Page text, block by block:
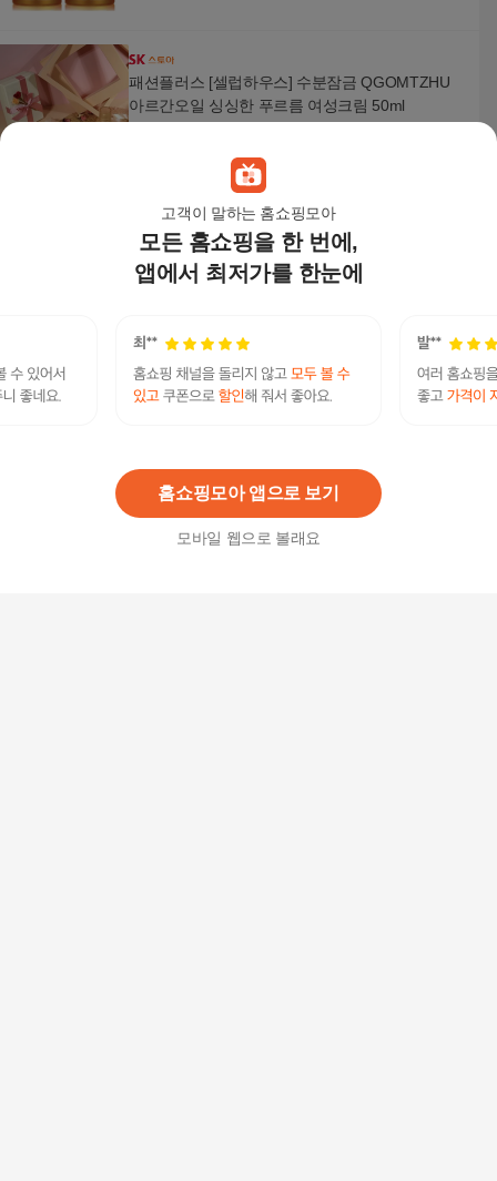
고객이 말하는 홈쇼핑모아
모든 홈쇼핑을 한 번에,
앱에서 최저가를 한눈에
홈쇼핑모아 앱으로 보기
모바일 웹으로 볼래요
패션플러스 [셀럽하우스] 수분잠금 QGOMTZHU
아르간오일 싱싱한 푸르름 여성크림 50ml
에코에니어 아르간 바디오일 200ml 2개
21,900원
패션플러스 [셀럽하우스] 과일나라 FQPFLQTU 바